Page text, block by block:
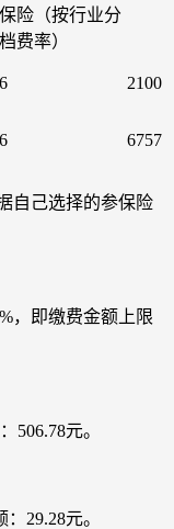
险（按行业分
费率）
2100
6757
自己选择的参保险
，即缴费金额上限
506.78元。
29.28元。